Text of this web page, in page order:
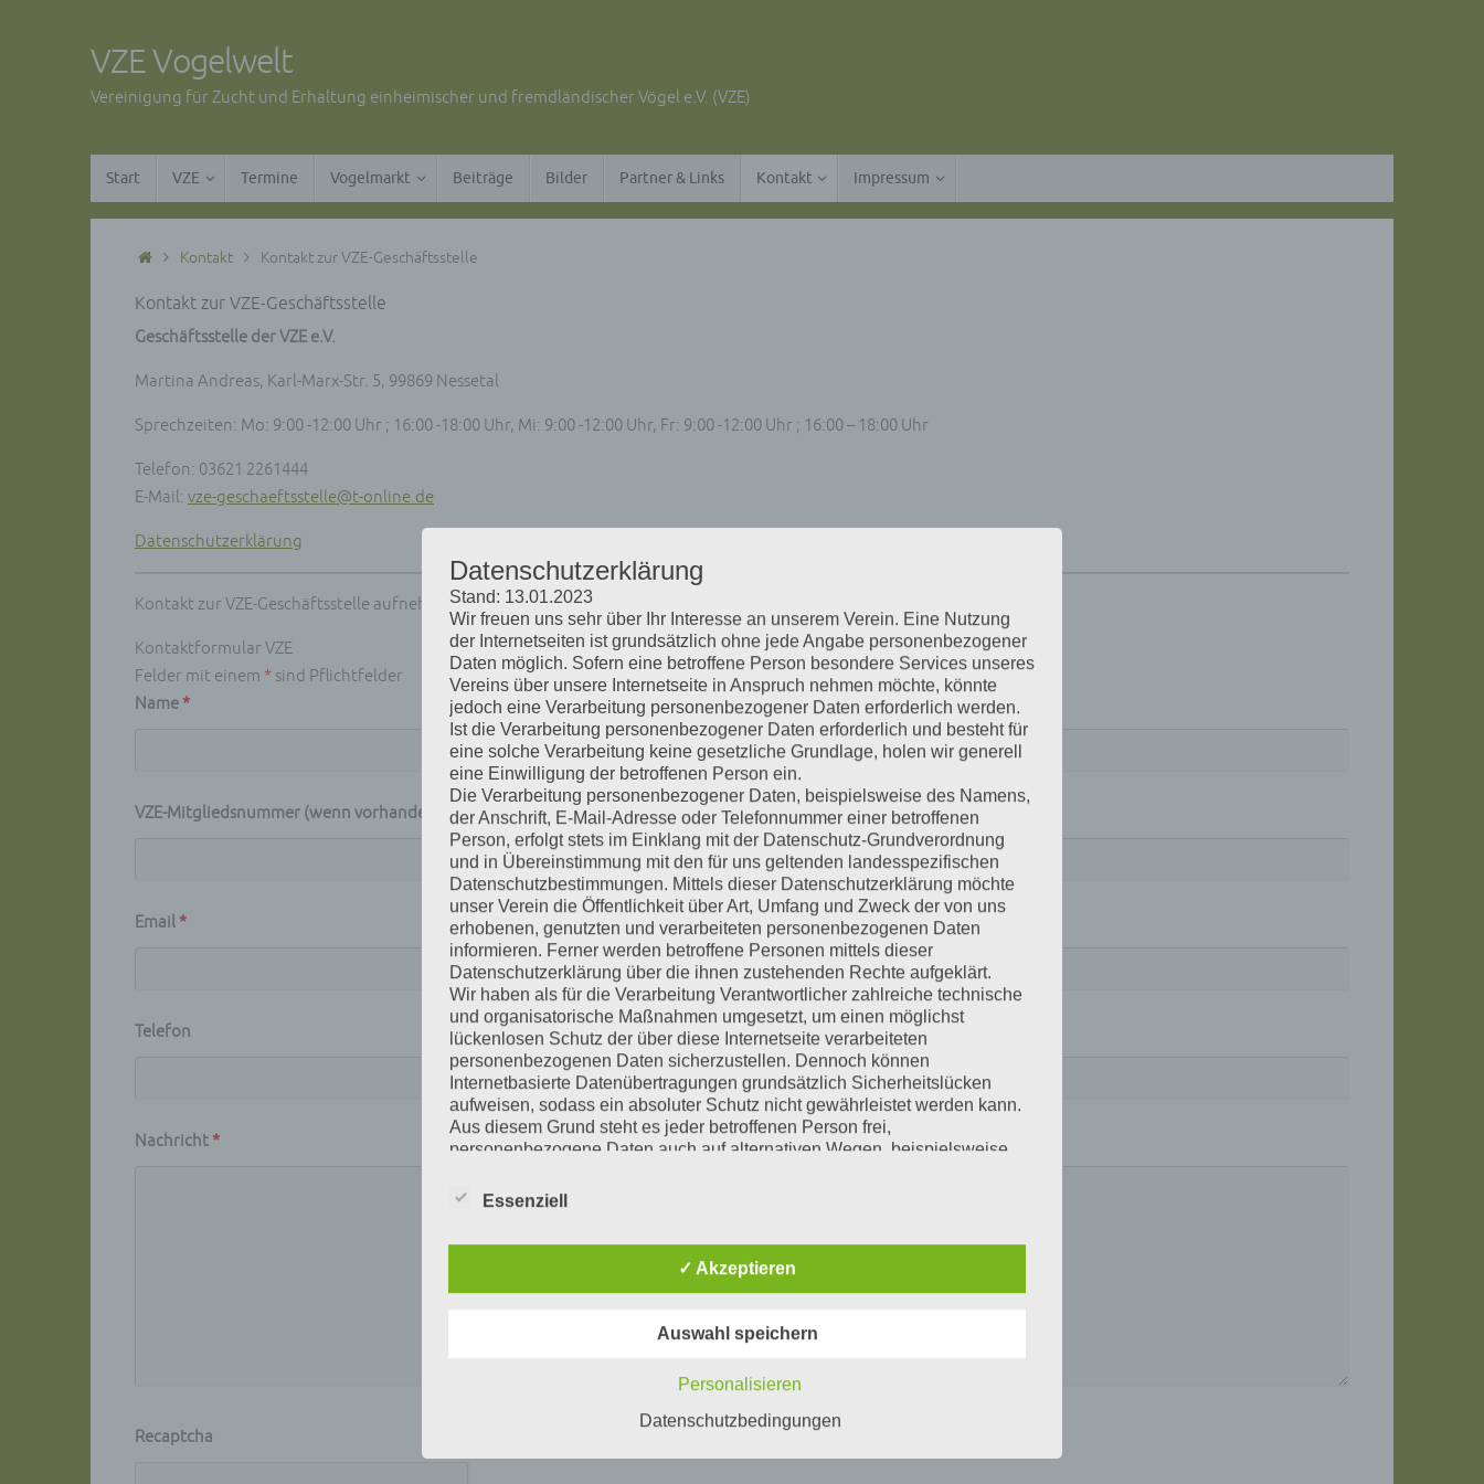
VZE Vogelwelt
Vereinigung für Zucht und Erhaltung einheimischer und fremdländischer Vögel e.V. (VZE)
Inhalt
Start VZE Termine Vogelmarkt Beiträge Bilder Partner & Links Kontakt Impressum
StartKontakt Kontakt zur VZE-Geschäftsstelle
Kontakt zur VZE-Geschäftsstelle
Geschäftsstelle der VZE e.V.
Martina Andreas, Karl-Marx-Str. 5, 99869 Nessetal
Sprechzeiten: Mo: 9:00 -12:00 Uhr ; 16:00 -18:00 Uhr, Mi: 9:00 -12:00 Uhr, Fr: 9:00 -12:00 Uhr ; 16:00 – 18:00 Uhr
Telefon: 03621 2261444
E-Mail: vze-geschaeftsstelle@t-online.de
Datenschutzerklärung
Kontakt zur VZE-Geschäftsstelle aufnehmen.
Kontaktformular VZE
Felder mit einem * sind Pflichtfelder
Name *
VZE-Mitgliedsnummer (wenn vorhanden)
Email *
Telefon
Nachricht *
Recaptcha
Datenschutzerklärung
Stand: 13.01.2023
Wir freuen uns sehr über Ihr Interesse an unserem Verein. Eine Nutzung
der Internetseiten ist grundsätzlich ohne jede Angabe personenbezogener
Daten möglich. Sofern eine betroffene Person besondere Services unseres
Vereins über unsere Internetseite in Anspruch nehmen möchte, könnte
jedoch eine Verarbeitung personenbezogener Daten erforderlich werden.
Ist die Verarbeitung personenbezogener Daten erforderlich und besteht für
eine solche Verarbeitung keine gesetzliche Grundlage, holen wir generell
eine Einwilligung der betroffenen Person ein.
Die Verarbeitung personenbezogener Daten, beispielsweise des Namens,
der Anschrift, E-Mail-Adresse oder Telefonnummer einer betroffenen
Person, erfolgt stets im Einklang mit der Datenschutz-Grundverordnung
und in Übereinstimmung mit den für uns geltenden landesspezifischen
Datenschutzbestimmungen. Mittels dieser Datenschutzerklärung möchte
unser Verein die Öffentlichkeit über Art, Umfang und Zweck der von uns
erhobenen, genutzten und verarbeiteten personenbezogenen Daten
informieren. Ferner werden betroffene Personen mittels dieser
Datenschutzerklärung über die ihnen zustehenden Rechte aufgeklärt.
Wir haben als für die Verarbeitung Verantwortlicher zahlreiche technische
und organisatorische Maßnahmen umgesetzt, um einen möglichst
lückenlosen Schutz der über diese Internetseite verarbeiteten
personenbezogenen Daten sicherzustellen. Dennoch können
Internetbasierte Datenübertragungen grundsätzlich Sicherheitslücken
aufweisen, sodass ein absoluter Schutz nicht gewährleistet werden kann.
Aus diesem Grund steht es jeder betroffenen Person frei,
personenbezogene Daten auch auf alternativen Wegen, beispielsweise
Begriffsbestimmungen
Datenschutz-Grundverordnung (DS-GVO) verwendet wurden. Unsere
Datenschutzerklärung soll sowohl für die Öffentlichkeit als auch für unsere
Kunden und Geschäftspartner einfach lesbar und verständlich sein. Um
dies zu gewährleisten, möchten wir vorab die verwendeten
Wir verwenden in dieser Datenschutzerklärung unter anderem die
Essenziell
✓ Akzeptieren
Auswahl speichern
Personalisieren
Datenschutzbedingungen